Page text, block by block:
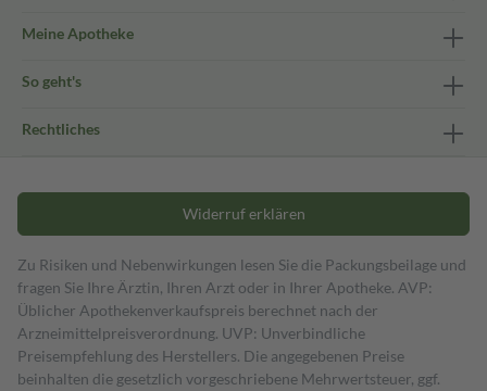
Meine Apotheke
So geht's
Rechtliches
Widerruf erklären
Zu Risiken und Nebenwirkungen lesen Sie die Packungsbeilage und
fragen Sie Ihre Ärztin, Ihren Arzt oder in Ihrer Apotheke. AVP:
Üblicher Apothekenverkaufspreis berechnet nach der
Arzneimittelpreisverordnung. UVP: Unverbindliche
Preisempfehlung des Herstellers. Die angegebenen Preise
beinhalten die gesetzlich vorgeschriebene Mehrwertsteuer, ggf.